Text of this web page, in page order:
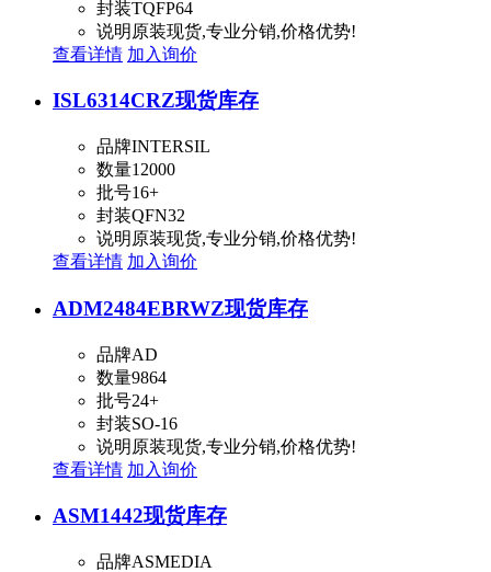
封装TQFP64
说明 原装现货,专业分销,价格优势!
查看详情 加入询价
ISL6314CRZ现货库存
品牌INTERSIL
数量12000
批号16+
封装QFN32
说明 原装现货,专业分销,价格优势!
查看详情 加入询价
ADM2484EBRWZ现货库存
品牌AD
数量9864
批号24+
封装SO-16
说明 原装现货,专业分销,价格优势!
查看详情 加入询价
ASM1442现货库存
品牌ASMEDIA